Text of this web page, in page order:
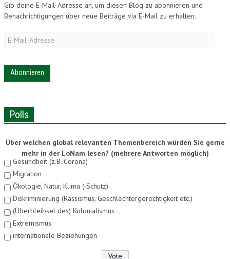
Gib deine E-Mail-Adresse an, um diesen Blog zu abonnieren und
Benachrichtigungen über neue Beiträge via E-Mail zu erhalten.
E-
Polls
Über welchen global relevanten Themenbereich würden Sie gerne
mehr in der LoNam lesen? (mehrere Antworten möglich)
Gesundheit (z.B. Corona)
Migration
Ökologie, Natur, Klima (-Schutz)
Diskriminierung (Rassismus, Geschlechtergerechtigkeit etc.)
(Überbleibsel des) Kolonialismus
Extremismus
internationale Beziehungen